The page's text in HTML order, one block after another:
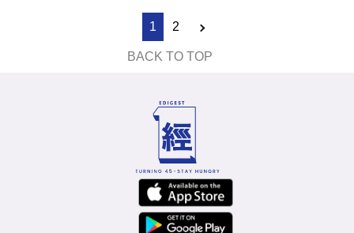
1 2
BACK TO TOP